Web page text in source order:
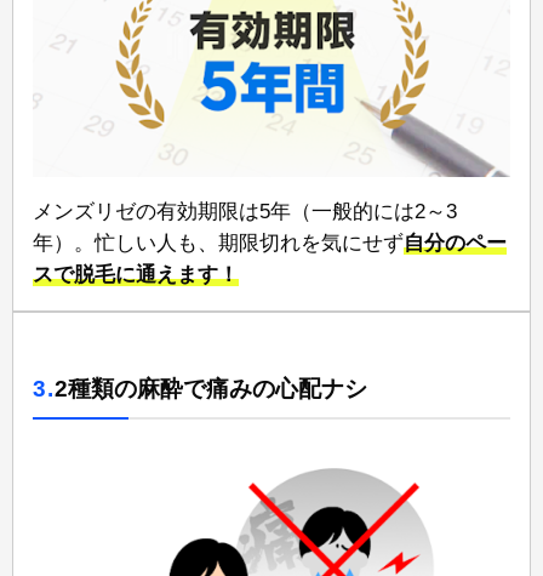
メンズリゼの有効期限は5年⁠（一般的には2～3
年）。忙しい人も、期限切れを気にせず自分のペー
スで脱毛に通えます！
3.2種類の麻酔で痛みの心配ナシ